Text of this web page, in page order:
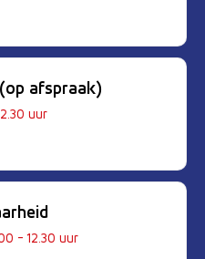
afspraak)
uur
- 12.30 uur